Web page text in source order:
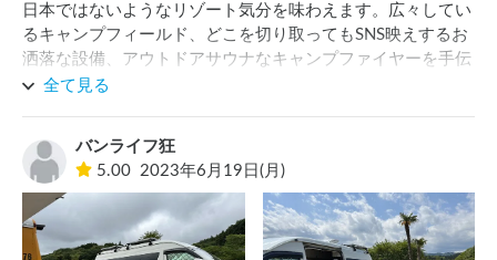
日本ではないようなリゾート気分を味わえます。広々してい
るキャンプフィールド、どこを切り取ってもSNS映えするお
洒落な設備、アウトドアサウナなキャンプファイヤーを手伝
ってくださるスタッフの方々のホスピタリティ、綺麗なトイ
ートさせていただきます！☺
全て見る
バンライフ狂
5.00 2023年6月19日(月)